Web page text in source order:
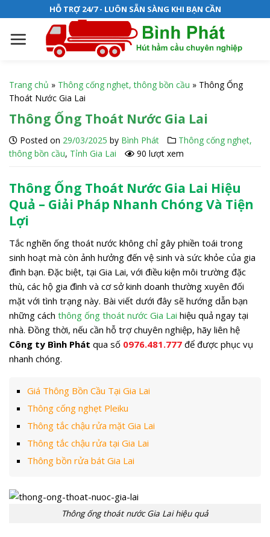
k
HỖ TRỢ 24/7 - LUÔN SẴN SÀNG KHI BẠN CẦN
Trang chủ » Thông cống nghẹt, thông bồn cầu » Thông Ống
Thoát Nước Gia Lai
Thông Ống Thoát Nước Gia Lai
Posted on 29/03/2025 by Bình Phát
Thông cống nghẹt,
thông bồn cầu, Tỉnh Gia Lai 90 lượt xem
Thông Ống Thoát Nước Gia Lai Hiệu
Quả – Giải Pháp Nhanh Chóng Và Tiện
Lợi
Tắc nghẽn ống thoát nước không chỉ gây phiền toái trong
sinh hoạt mà còn ảnh hưởng đến vệ sinh và sức khỏe của gia
đình bạn. Đặc biệt, tại Gia Lai, với điều kiện môi trường đặc
thù, các hộ gia đình và cơ sở kinh doanh thường xuyên đối
mặt với tình trạng này. Bài viết dưới đây sẽ hướng dẫn bạn
những cách thông ống thoát nước Gia Lai hiệu quả ngay tại
nhà. Đồng thời, nếu cần hỗ trợ chuyên nghiệp, hãy liên hệ
Công ty Bình Phát qua số 0976.481.777 để được phục vụ
nhanh chóng.
Giá Thông Bồn Cầu Tại Gia Lai
Thông cống nghẹt Pleiku
Thông tắc chậu rửa mặt Gia Lai
Thông tắc chậu rửa tại Gia Lai
Thông bồn rửa bát Gia Lai
Thông ống thoát nước Gia Lai hiệu quả